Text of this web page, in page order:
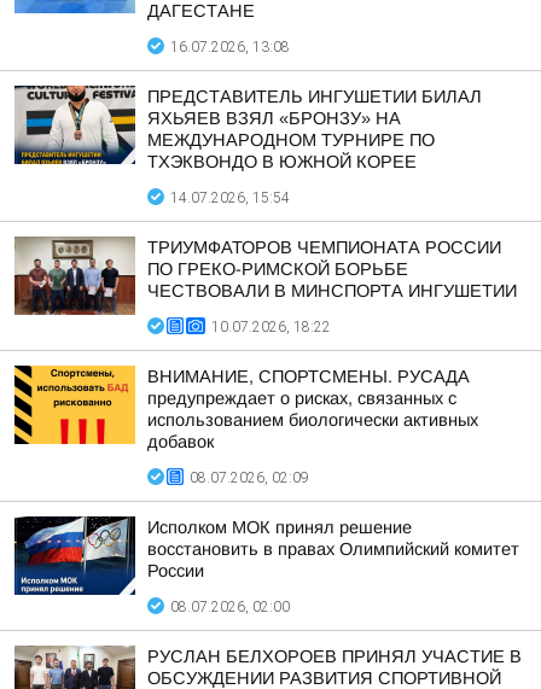
ДАГЕСТАНЕ
16.07.2026, 13:08
ПРЕДСТАВИТЕЛЬ ИНГУШЕТИИ БИЛАЛ
ЯХЬЯЕВ ВЗЯЛ «БРОНЗУ» НА
МЕЖДУНАРОДНОМ ТУРНИРЕ ПО
ТХЭКВОНДО В ЮЖНОЙ КОРЕЕ
14.07.2026, 15:54
ТРИУМФАТОРОВ ЧЕМПИОНАТА РОССИИ
ПО ГРЕКО-РИМСКОЙ БОРЬБЕ
ЧЕСТВОВАЛИ В МИНСПОРТА ИНГУШЕТИИ
10.07.2026, 18:22
ВНИМАНИЕ, СПОРТСМЕНЫ. РУСАДА
предупреждает о рисках, связанных с
использованием биологически активных
добавок
08.07.2026, 02:09
Исполком МОК принял решение
восстановить в правах Олимпийский комитет
России
08.07.2026, 02:00
РУСЛАН БЕЛХОРОЕВ ПРИНЯЛ УЧАСТИЕ В
ОБСУЖДЕНИИ РАЗВИТИЯ СПОРТИВНОЙ